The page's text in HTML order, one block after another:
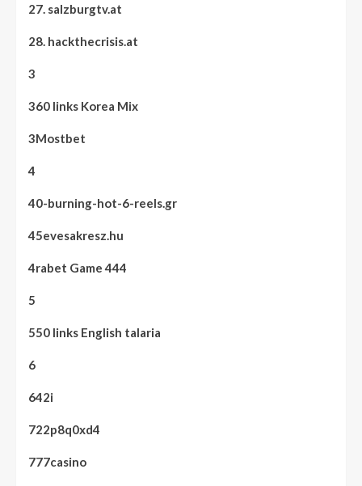
27. salzburgtv.at
28. hackthecrisis.at
3
360 links Korea Mix
3Mostbet
4
40-burning-hot-6-reels.gr
45evesakresz.hu
4rabet Game 444
5
550 links English talaria
6
642i
722p8q0xd4
777casino